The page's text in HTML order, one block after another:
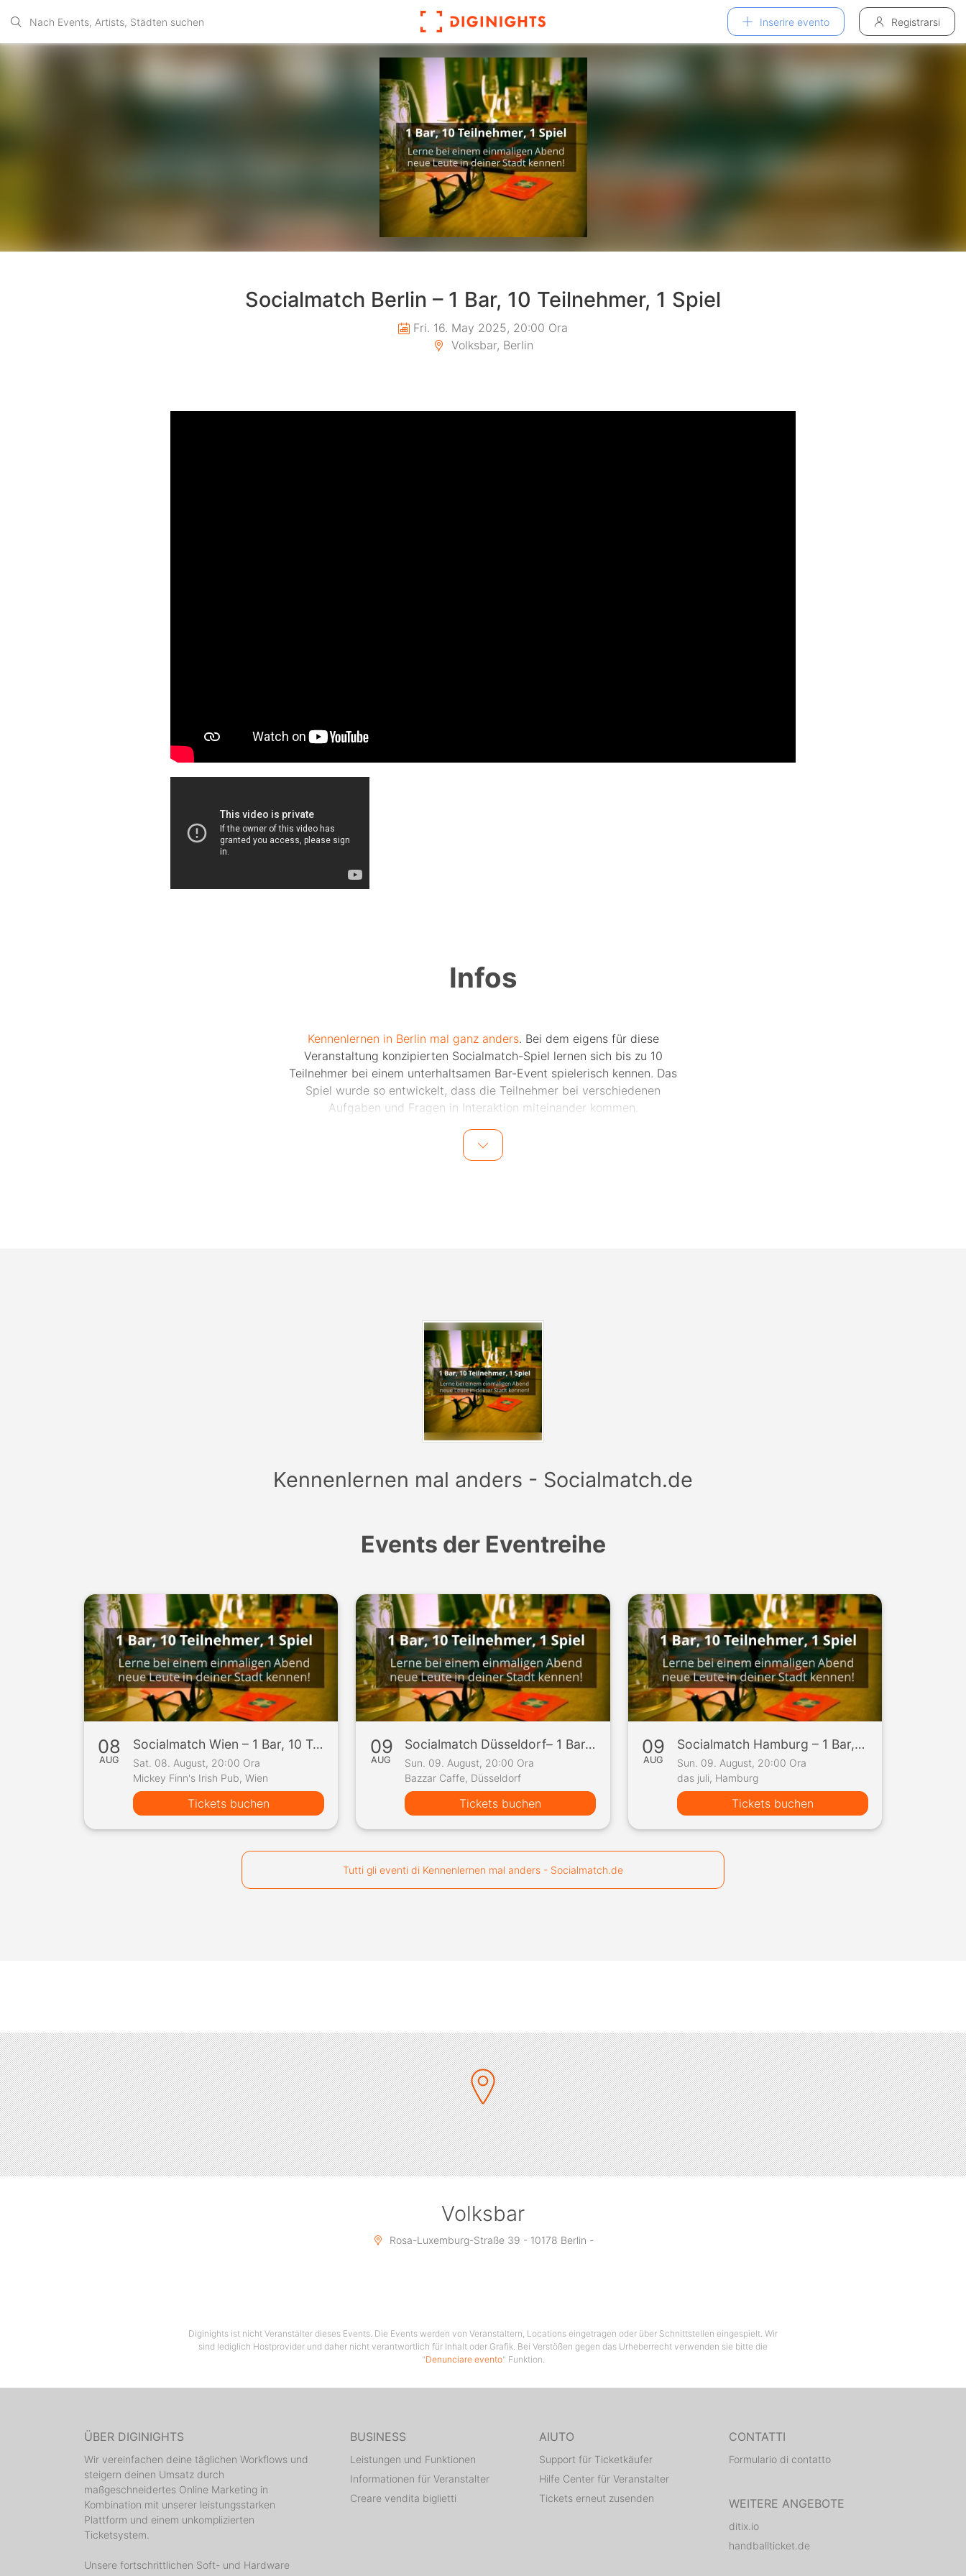
Inserire evento Registrarsi
Socialmatch Berlin – 1 Bar, 10 Teilnehmer, 1 Spiel
Fri. 16. May 2025, 20:00 Ora
Volksbar, Berlin
Infos
Kennenlernen in Berlin mal ganz anders. Bei dem eigens für diese
Veranstaltung konzipierten Socialmatch-Spiel lernen sich bis zu 10
Teilnehmer bei einem unterhaltsamen Bar-Event spielerisch kennen. Das
Spiel wurde so entwickelt, dass die Teilnehmer bei verschiedenen
Aufgaben und Fragen in Interaktion miteinander kommen.
Dank des Spiels und dem Moderator vor Ort wird das Eis schnell
gebrochen und die Teilnehmer lernen sich im Laufe des Abends mit viel
Kennenlernen mal anders - Socialmatch.de
Events der Eventreihe
08
AUG
Socialmatch Wien – 1 Bar, 10 Teilnehmer, 1 Spiel
Sat. 08. August, 20:00 Ora
Mickey Finn's Irish Pub, Wien
Tickets buchen
09
AUG
Socialmatch Düsseldorf– 1 Bar, 10 Teilnehmer, 1 Spiel
Sun. 09. August, 20:00 Ora
Bazzar Caffe, Düsseldorf
Tickets buchen
09
AUG
Socialmatch Hamburg – 1 Bar, 10 Teilnehmer, 1 Spiel
Sun. 09. August, 20:00 Ora
das juli, Hamburg
Tickets buchen
Tutti gli eventi di Kennenlernen mal anders - Socialmatch.de
Volksbar
Rosa-Luxemburg-Straße 39 - 10178 Berlin -
Diginights ist nicht Veranstalter dieses Events. Die Events werden von Veranstaltern, Locations eingetragen oder über Schnittstellen eingespielt. Wir
sind lediglich Hostprovider und daher nicht verantwortlich für Inhalt oder Grafik. Bei Verstößen gegen das Urheberrecht verwenden sie bitte die
"Denunciare evento" Funktion.
ÜBER DIGINIGHTS
Wir vereinfachen deine täglichen Workflows und
steigern deinen Umsatz durch
maßgeschneidertes Online Marketing in
Kombination mit unserer leistungsstarken
Plattform und einem unkomplizierten
Ticketsystem.
Unsere fortschrittlichen Soft- und Hardware
BUSINESS
Leistungen und Funktionen
Informationen für Veranstalter
Creare vendita biglietti
AIUTO
Support für Ticketkäufer
Hilfe Center für Veranstalter
Tickets erneut zusenden
CONTATTI
Formulario di contatto
WEITERE ANGEBOTE
ditix.io
handballticket.de